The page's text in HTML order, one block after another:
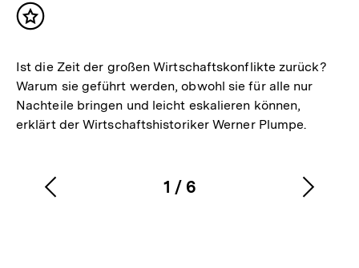
Inhalt
Ist die Zeit der großen Wirtschaftskonflikte zurück?
Warum sie geführt werden, obwohl sie für alle nur
Nachteile bringen und leicht eskalieren können,
erklärt der Wirtschaftshistoriker Werner Plumpe.
Karussellinhalt
1
von
/ 6
Vorherigen